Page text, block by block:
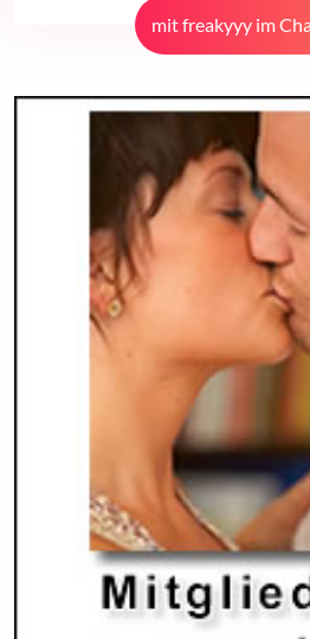
mit freakyyy im